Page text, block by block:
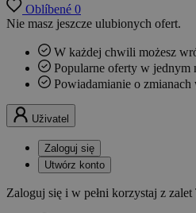
Oblíbené 0
Nie masz jeszcze ulubionych ofert.
W każdej chwili możesz
Popularne oferty w jednym
Powiadamianie o zmianach
Uživatel
Zaloguj się
Utwórz konto
Zaloguj się i w pełni korzystaj z